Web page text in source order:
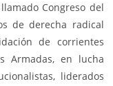
Congreso del
de derecha radical
de corrientes
Armadas, en lucha
liderados